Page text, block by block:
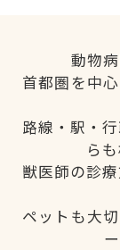
動物
首都圏を中
路線・駅・
ら
獣医師の診
ペットも大